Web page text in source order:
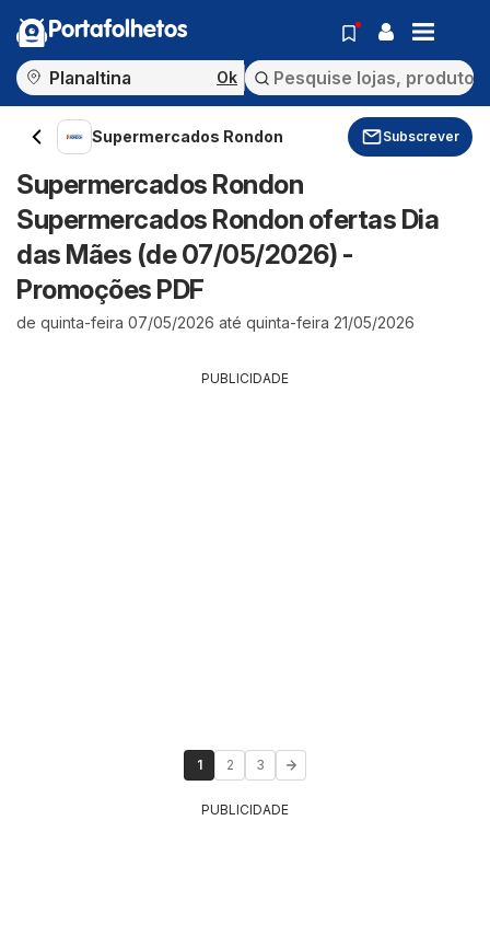
Portafolhetos
Ok
Supermercados Rondon Subscrever
Supermercados Rondon
Supermercados Rondon ofertas Dia
das Mães (de 07/05/2026) -
Promoções PDF
de quinta-feira 07/05/2026 até quinta-feira 21/05/2026
PUBLICIDADE
1 2 3
PUBLICIDADE